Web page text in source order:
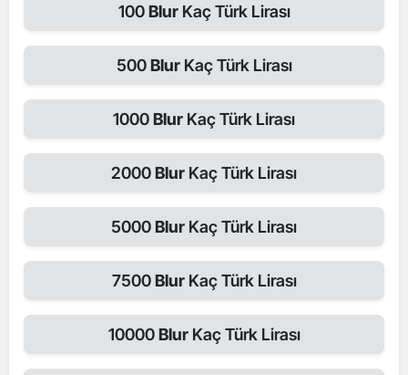
100Blur Kaç Türk Lirası
500Blur Kaç Türk Lirası
1000Blur Kaç Türk Lirası
2000Blur Kaç Türk Lirası
5000Blur Kaç Türk Lirası
7500Blur Kaç Türk Lirası
10000Blur Kaç Türk Lirası